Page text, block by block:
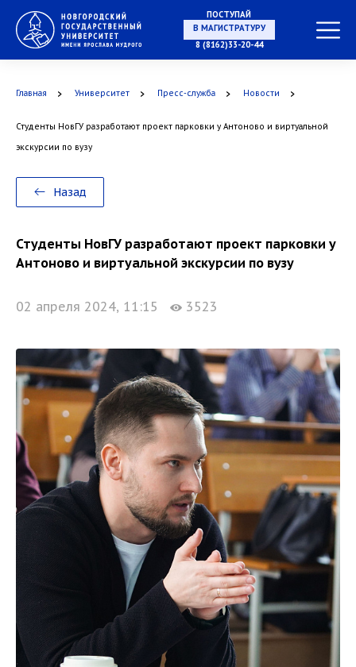
ПОСТУПАЙ
В ОРДИНАТУРУ
8 (8162)33-20-44
Главная Университет Пресс-служба Новости
Студенты НовГУ разработают проект парковки у Антоново и виртуальной
экскурсии по вузу
Назад
Студенты НовГУ разработают проект парковки у
Антоново и виртуальной экскурсии по вузу
02 апреля 2024, 11:15 3523